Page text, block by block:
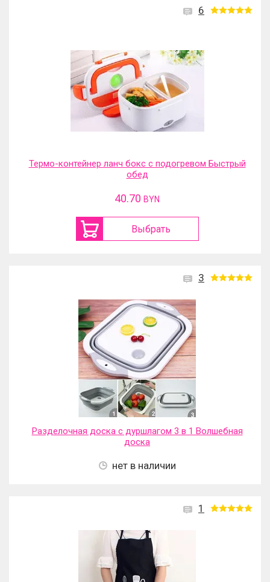
6
Термо-контейнер ланч бокс с подогревом Быстрый
обед
40.70 BYN
Выбрать
3
Разделочная доска с дуршлагом 3 в 1 Волшебная
доска
нет в наличии
1